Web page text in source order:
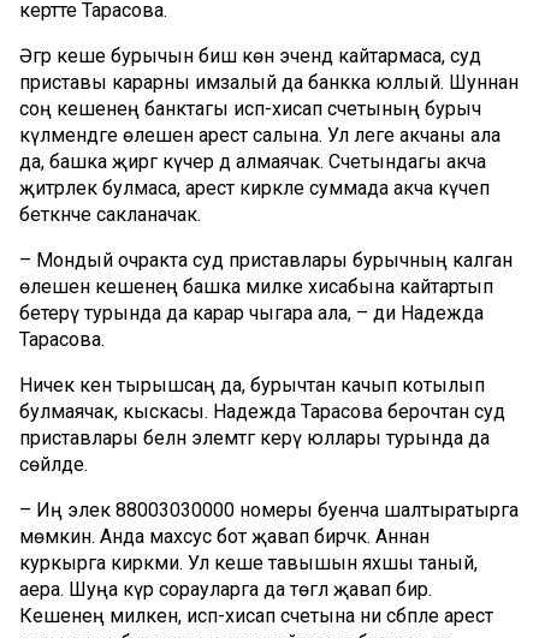
кертте Тарасова.
Әгәр кеше бурычын биш көн эчендә кайтармаса, суд
приставы карарны имзалый да банкка юллый. Шуннан
соң кешенең банктагы исәп-хисап счетының бурыч
күләмендәге өлешенә арест салына. Ул әлеге акчаны ала
да, башка җиргә күчерә дә алмаячак. Счетындагы акча
җитәрлек булмаса, арест кирәкле суммада акча күчеп
беткәнче сакланачак.
– Мондый очракта суд приставлары бурычның калган
өлешен кешенең башка милке хисабына кайтартып
бетерү турында да карар чыгара ала, – ди Надежда
Тарасова.
Ничек кенә тырышсаң да, бурычтан качып котылып
булмаячак, кыскасы. Надежда Тарасова берочтан суд
приставлары белән элемтәгә керү юллары турында да
сөйләде.
– Иң элек 88003030000 номеры буенча шалтыратырга
мөмкин. Анда махсус бот җавап бирәчәк. Аннан
куркырга кирәкми. Ул кеше тавышын яхшы таный,
аера. Шуңа күрә сорауларга да төгәл җавап бирә.
Кешенең милкенә, исәп-хисап счетына ни сәбәпле арест